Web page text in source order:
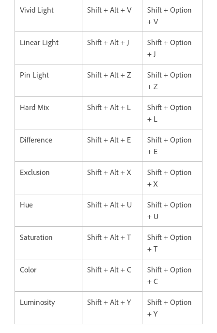
Vivid Light Shift + Alt + V
Shift + Option
+ V
Linear Light Shift + Alt + J
Shift + Option
+ J
Pin Light Shift + Alt + Z
Shift + Option
+ Z
Hard Mix Shift + Alt + L
Shift + Option
+ L
Difference Shift + Alt + E
Shift + Option
+ E
Exclusion Shift + Alt + X
Shift + Option
+ X
Hue Shift + Alt + U
Shift + Option
+ U
Saturation Shift + Alt + T
Shift + Option
+ T
Color Shift + Alt + C
Shift + Option
+ C
Luminosity Shift + Alt + Y
Shift + Option
+ Y